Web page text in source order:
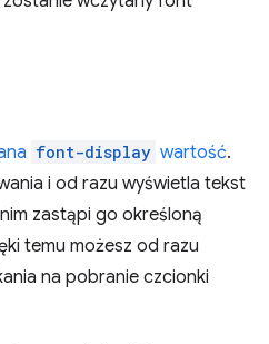
font-display wartość.
i od razu wyświetla tekst
zastąpi go określoną
temu możesz od razu
na pobranie czcionki